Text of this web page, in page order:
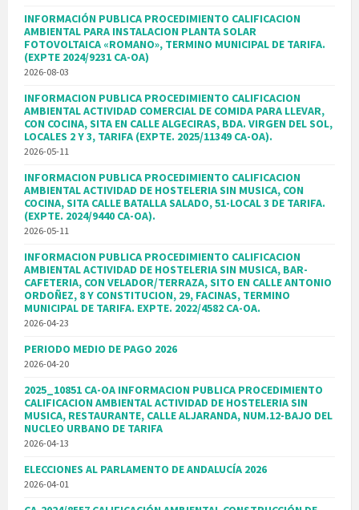
INFORMACIÓN PUBLICA PROCEDIMIENTO CALIFICACION
AMBIENTAL PARA INSTALACION PLANTA SOLAR
FOTOVOLTAICA «ROMANO», TERMINO MUNICIPAL DE TARIFA.
(EXPTE 2024/9231 CA-OA)
2026-08-03
INFORMACION PUBLICA PROCEDIMIENTO CALIFICACION
AMBIENTAL ACTIVIDAD COMERCIAL DE COMIDA PARA LLEVAR,
CON COCINA, SITA EN CALLE ALGECIRAS, BDA. VIRGEN DEL SOL,
LOCALES 2 Y 3, TARIFA (EXPTE. 2025/11349 CA-OA).
2026-05-11
INFORMACION PUBLICA PROCEDIMIENTO CALIFICACION
AMBIENTAL ACTIVIDAD DE HOSTELERIA SIN MUSICA, CON
COCINA, SITA CALLE BATALLA SALADO, 51-LOCAL 3 DE TARIFA.
(EXPTE. 2024/9440 CA-OA).
2026-05-11
INFORMACION PUBLICA PROCEDIMIENTO CALIFICACION
AMBIENTAL ACTIVIDAD DE HOSTELERIA SIN MUSICA, BAR-
CAFETERIA, CON VELADOR/TERRAZA, SITO EN CALLE ANTONIO
ORDOÑEZ, 8 Y CONSTITUCION, 29, FACINAS, TERMINO
MUNICIPAL DE TARIFA. EXPTE. 2022/4582 CA-OA.
2026-04-23
PERIODO MEDIO DE PAGO 2026
2026-04-20
2025_10851 CA-OA INFORMACION PUBLICA PROCEDIMIENTO
CALIFICACION AMBIENTAL ACTIVIDAD DE HOSTELERIA SIN
MUSICA, RESTAURANTE, CALLE ALJARANDA, NUM.12-BAJO DEL
NUCLEO URBANO DE TARIFA
2026-04-13
ELECCIONES AL PARLAMENTO DE ANDALUCÍA 2026
2026-04-01